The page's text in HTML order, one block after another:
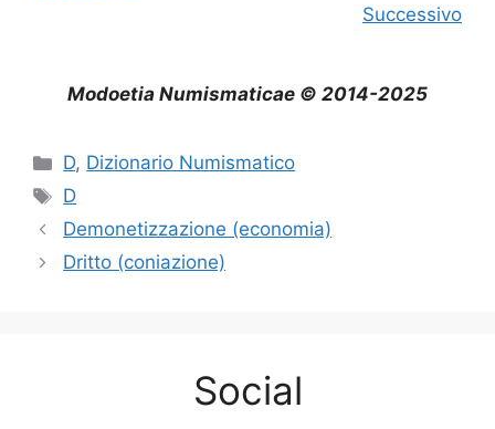
Successivo
Modoetia Numismaticae © 2014-2025
Categorie
D, Dizionario Numismatico
Tag
D
Demonetizzazione (economia)
Dritto (coniazione)
Social